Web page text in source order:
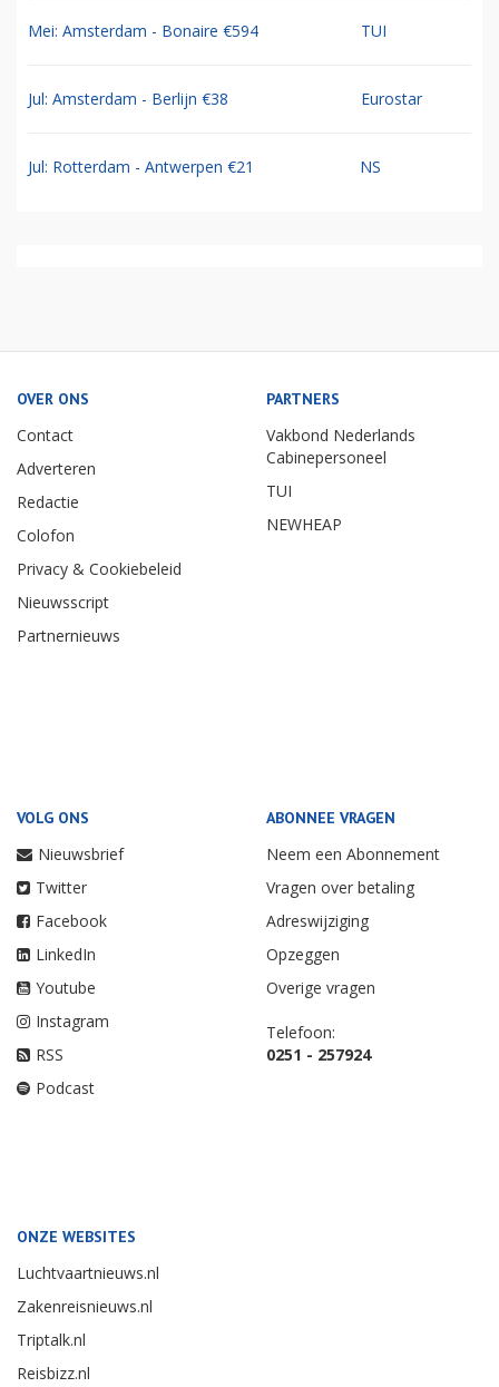
Mei: Amsterdam - Bonaire €594 TUI
Jul: Amsterdam - Berlijn €38 Eurostar
Jul: Rotterdam - Antwerpen €21 NS
OVER ONS
Contact
Adverteren
Redactie
Colofon
Privacy & Cookiebeleid
Nieuwsscript
Partnernieuws
PARTNERS
Vakbond Nederlands
Cabinepersoneel
TUI
NEWHEAP
VOLG ONS
Nieuwsbrief
Twitter
Facebook
LinkedIn
Youtube
Instagram
RSS
Podcast
ABONNEE VRAGEN
Neem een Abonnement
Vragen over betaling
Adreswijziging
Opzeggen
Overige vragen
Telefoon:
0251 - 257924
ONZE WEBSITES
Luchtvaartnieuws.nl
Zakenreisnieuws.nl
Triptalk.nl
Reisbizz.nl